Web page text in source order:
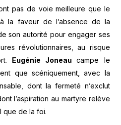
pas de voie meilleure que le
la faveur de l’absence de la
son autorité pour engager ses
révolutionnaires, au risque
Eugénie Joneaucampe le
que scéniquement, avec la
dont la fermeté n’exclut
l’aspiration au martyre relève
que de la foi.